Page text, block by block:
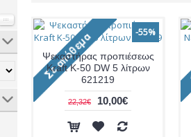
-55%
Ψεκαστήρας προπιέσεως
Kraft K-50 DW 5 λίτρων
621219
22,32€ 10,00€